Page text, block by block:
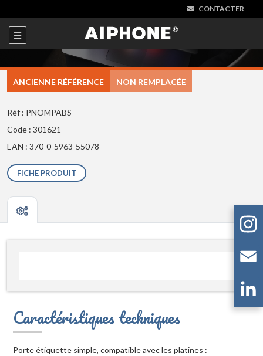
CONTACTER
ANCIENNE RÉFÉRENCE NON REMPLACÉE
Réf : PNOMPABS
Code : 301621
EAN : 370-0-5963-55078
FICHE PRODUIT
Caractéristiques techniques
Porte étiquette simple, compatible avec les platines :